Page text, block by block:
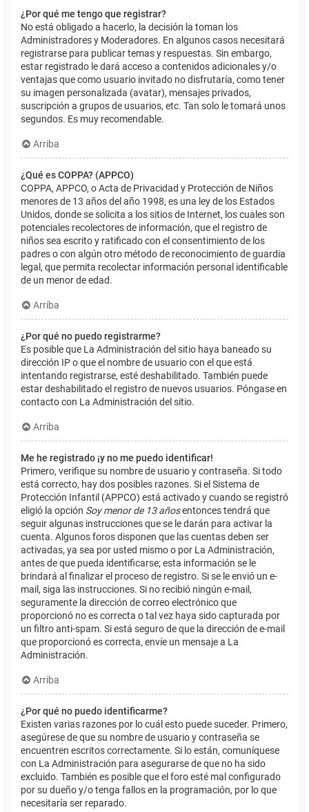
¿Por qué me tengo que registrar?
No está obligado a hacerlo, la decisión la toman los
Administradores y Moderadores. En algunos casos necesitará
registrarse para publicar temas y respuestas. Sin embargo,
estar registrado le dará acceso a contenidos adicionales y/o
ventajas que como usuario invitado no disfrutaría, como tener
su imagen personalizada (avatar), mensajes privados,
suscripción a grupos de usuarios, etc. Tan solo le tomará unos
segundos. Es muy recomendable.
Arriba
¿Qué es COPPA? (APPCO)
COPPA, APPCO, o Acta de Privacidad y Protección de Niños
menores de 13 años del año 1998, es una ley de los Estados
Unidos, donde se solicita a los sitios de Internet, los cuales son
potenciales recolectores de información, que el registro de
niños sea escrito y ratificado con el consentimiento de los
padres o con algún otro método de reconocimiento de guardia
legal, que permita recolectar información personal identificable
de un menor de edad.
Arriba
¿Por qué no puedo registrarme?
Es posible que La Administración del sitio haya baneado su
dirección IP o que el nombre de usuario con el que está
intentando registrarse, esté deshabilitado. También puede
estar deshabilitado el registro de nuevos usuarios. Póngase en
contacto con La Administración del sitio.
Arriba
Me he registrado ¡y no me puedo identificar!
Primero, verifique su nombre de usuario y contraseña. Si todo
está correcto, hay dos posibles razones. Si el Sistema de
Protección Infantil (APPCO) está activado y cuando se registró
eligió la opción Soy menor de 13 añosentonces tendrá que
seguir algunas instrucciones que se le darán para activar la
cuenta. Algunos foros disponen que las cuentas deben ser
activadas, ya sea por usted mismo o por La Administración,
antes de que pueda identificarse; esta información se le
brindará al finalizar el proceso de registro. Si se le envió un e-
mail, siga las instrucciones. Si no recibió ningún e-mail,
seguramente la dirección de correo electrónico que
proporcionó no es correcta o tal vez haya sido capturada por
un filtro anti-spam. Si está seguro de que la dirección de e-mail
que proporcionó es correcta, envíe un mensaje a La
Administración.
Arriba
¿Por qué no puedo identificarme?
Existen varias razones por lo cuál esto puede suceder. Primero,
asegúrese de que su nombre de usuario y contraseña se
encuentren escritos correctamente. Si lo están, comuníquese
con La Administración para asegurarse de que no ha sido
excluido. También es posible que el foro esté mal configurado
por su dueño y/o tenga fallos en la programación, por lo que
necesitaría ser reparado.